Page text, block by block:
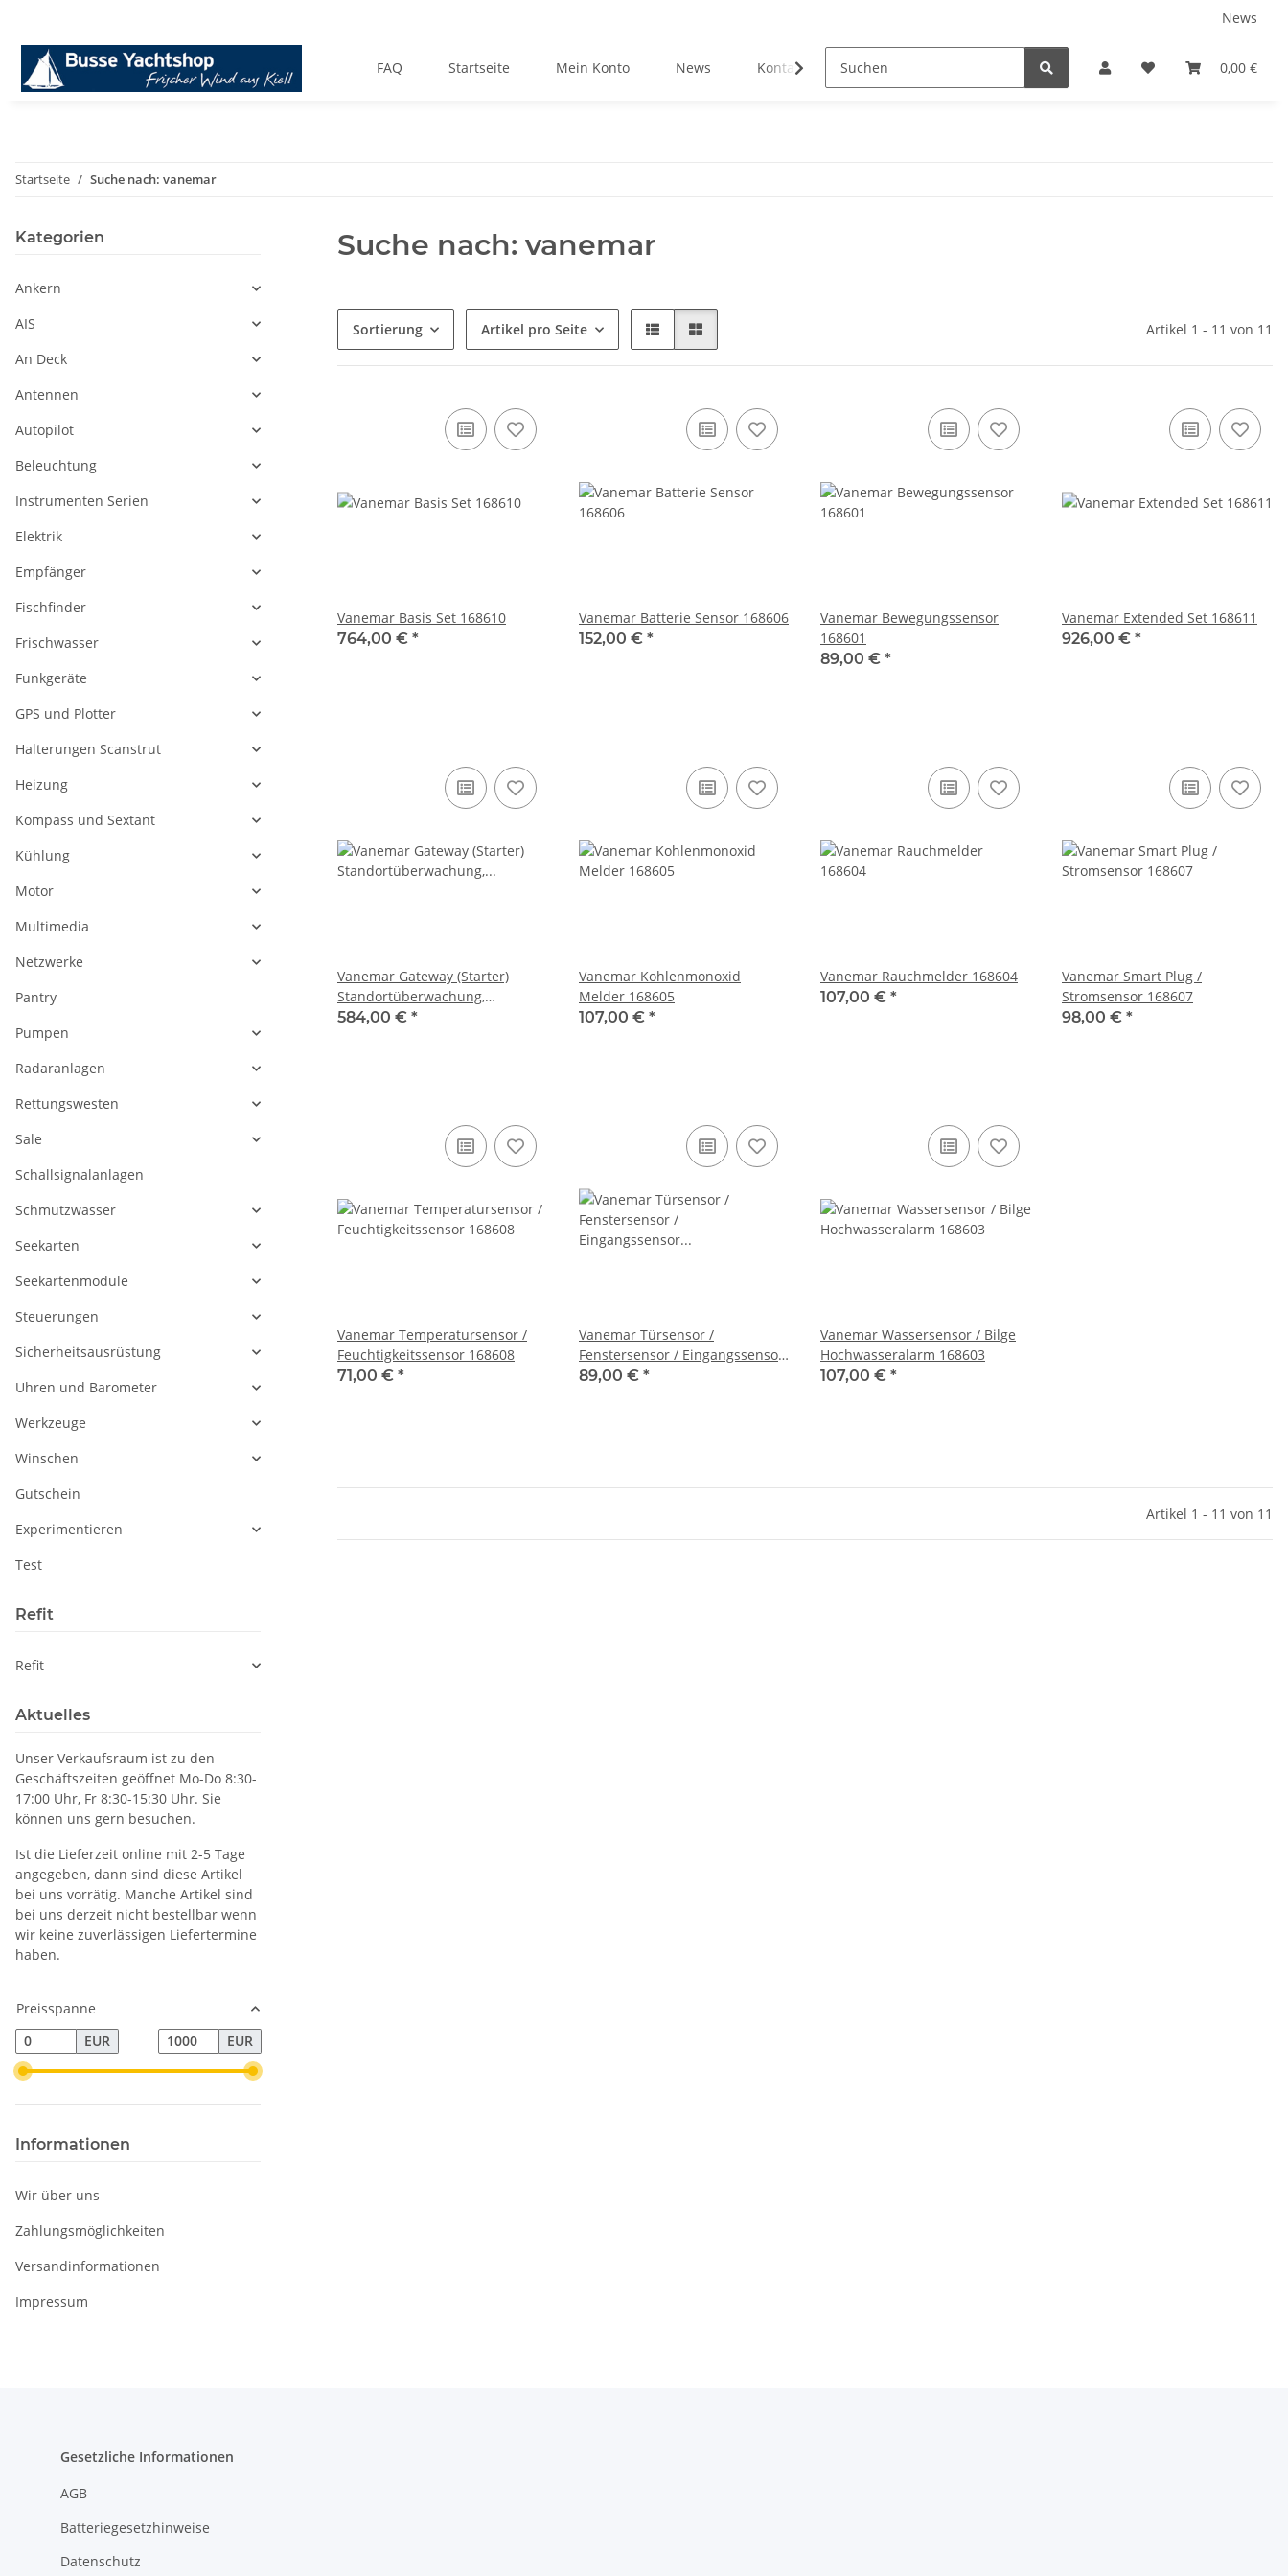
News
0,00 €
FAQ Startseite Mein Konto News Kontakt Service
Startseite Suche nach: vanemar
Suche nach: vanemar
Sortierung Artikel pro Seite Artikel 1 - 11 von 11
Vanemar Basis Set 168610
764,00 € *
Vanemar Batterie Sensor 168606
152,00 € *
Vanemar Bewegungssensor
168601
89,00 € *
Vanemar Extended Set 168611
926,00 € *
Vanemar Gateway (Starter)
Standortüberwachung,
Geofencing &
584,00 € *
Vanemar Kohlenmonoxid
Melder 168605
107,00 € *
Vanemar Rauchmelder 168604
107,00 € *
Vanemar Smart Plug /
Stromsensor 168607
98,00 € *
Vanemar Temperatursensor /
Feuchtigkeitssensor 168608
71,00 € *
Vanemar Türsensor /
Fenstersensor / Eingangssensor
168602
89,00 € *
Vanemar Wassersensor / Bilge
Hochwasseralarm 168603
107,00 € *
Artikel 1 - 11 von 11
Kategorien
Ankern
AIS
An Deck
Antennen
Autopilot
Beleuchtung
Instrumenten Serien
Elektrik
Empfänger
Fischfinder
Frischwasser
Funkgeräte
GPS und Plotter
Halterungen Scanstrut
Heizung
Kompass und Sextant
Kühlung
Motor
Multimedia
Netzwerke
Pantry
Pumpen
Radaranlagen
Rettungswesten
Sale
Schallsignalanlagen
Schmutzwasser
Seekarten
Seekartenmodule
Steuerungen
Sicherheitsausrüstung
Uhren und Barometer
Werkzeuge
Winschen
Gutschein
Experimentieren
Test
Refit
Refit
Aktuelles
Unser Verkaufsraum ist zu den
Geschäftszeiten geöffnet Mo-Do 8:30-
17:00 Uhr, Fr 8:30-15:30 Uhr. Sie
können uns gern besuchen.
Ist die Lieferzeit online mit 2-5 Tage
angegeben, dann sind diese Artikel
bei uns vorrätig. Manche Artikel sind
bei uns derzeit nicht bestellbar wenn
wir keine zuverlässigen Liefertermine
haben.
Preisspanne
EUR
EUR
Informationen
Wir über uns
Zahlungsmöglichkeiten
Versandinformationen
Impressum
Gesetzliche Informationen
AGB
Batteriegesetzhinweise
Datenschutz